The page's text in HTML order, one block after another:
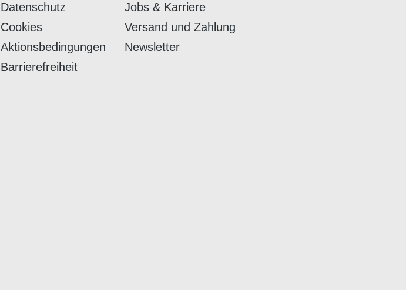
Datenschutz
Cookies
Aktionsbedingungen
Barrierefreiheit
Jobs & Karriere
Versand und Zahlung
Newsletter